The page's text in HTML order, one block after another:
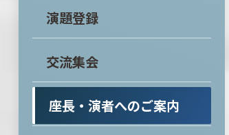
演題登録
交流集会
座長・演者へのご案内